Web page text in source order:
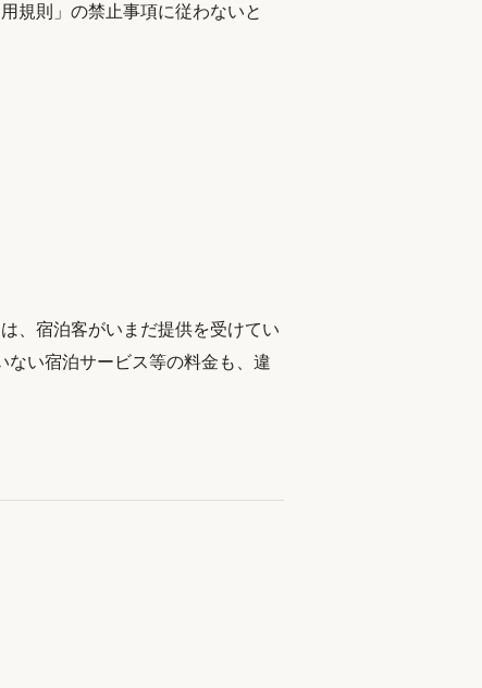
規則」の禁止事項に従わないと
、宿泊客がいまだ提供を受けてい
ない宿泊サービス等の料金も、違